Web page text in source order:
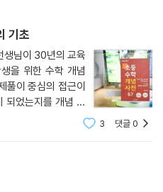
기초
생님이 30년의 교육
을 위한 수학 개념
풀이 중심의 접근이
되었는지를 개념 중
’를 익히게 해 줍니
념을 아우르며 초
3 댓글0